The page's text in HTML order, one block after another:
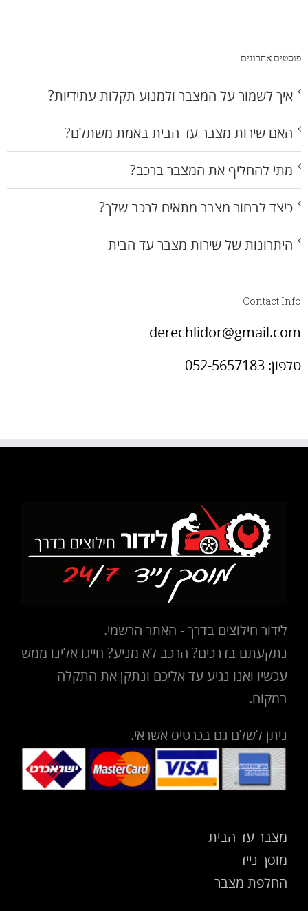
פוסטים אחרונים
איך לשמור על המצבר ולמנוע תקלות עתידיות?
האם שירות מצבר עד הבית באמת משתלם?
מתי להחליף את המצבר ברכב?
כיצד לבחור מצבר מתאים לרכב שלך?
היתרונות של שירות מצבר עד הבית
Contact Info
derechlidor@gmail.com
טלפון: 052-5657183
לידור חילוצים בדרך - האתר הרשמי.
נתקעתם בדרכים? הרכב לא מניע? חייגו אלינו ממש
עכשיו ואנו נגיע עד אליכם ונתקן את התקלה
במקום.
ניתן לשלם גם בכרטיס אשראי.
מצבר עד הבית
מוסך נייד
החלפת מצבר